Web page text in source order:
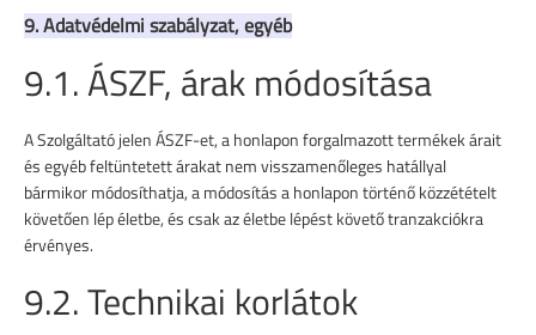
9. Adatvédelmi szabályzat, egyéb
9.1. ÁSZF, árak módosítása
A Szolgáltató jelen ÁSZF-et, a honlapon forgalmazott termékek árait
és egyéb feltüntetett árakat nem visszamenőleges hatállyal
bármikor módosíthatja, a módosítás a honlapon történő közzétételt
követően lép életbe, és csak az életbe lépést követő tranzakciókra
érvényes.
9.2. Technikai korlátok